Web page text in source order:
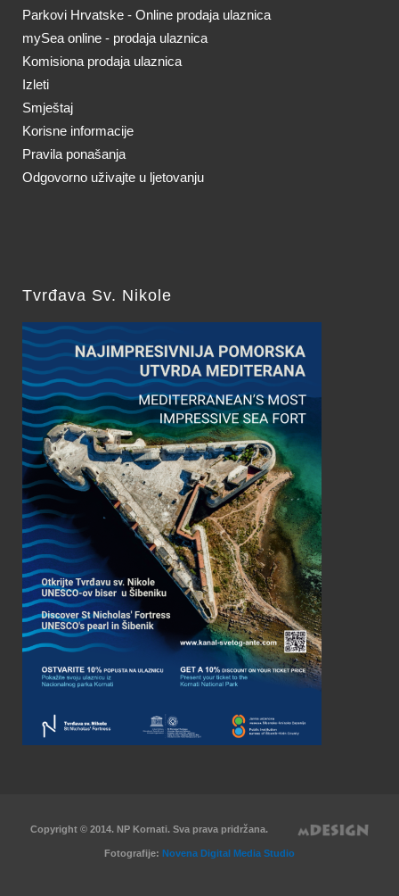
Parkovi Hrvatske - Online prodaja ulaznica
mySea online - prodaja ulaznica
Komisiona prodaja ulaznica
Izleti
Smještaj
Korisne informacije
Pravila ponašanja
Odgovorno uživajte u ljetovanju
Tvrđava Sv. Nikole
Copyright © 2014. NP Kornati. Sva prava pridržana.
Fotografije: Novena Digital Media Studio